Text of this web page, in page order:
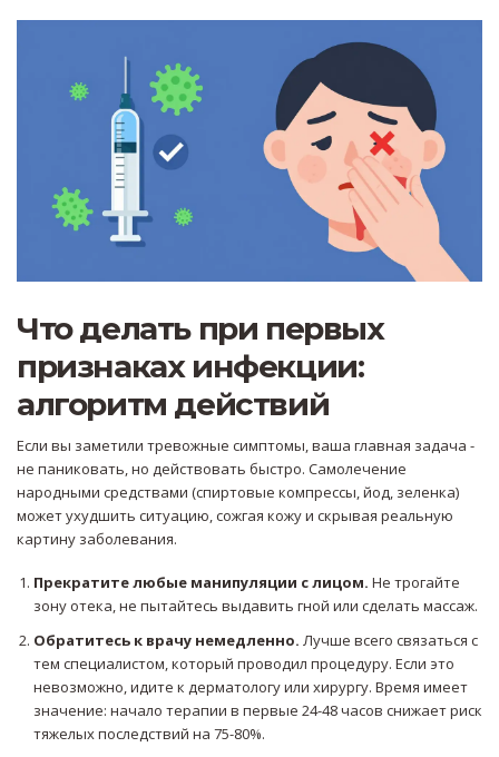
Что делать при первых
признаках инфекции:
алгоритм действий
Если вы заметили тревожные симптомы, ваша главная задача -
не паниковать, но действовать быстро. Самолечение
народными средствами (спиртовые компрессы, йод, зеленка)
может ухудшить ситуацию, сожгая кожу и скрывая реальную
картину заболевания.
Прекратите любые манипуляции с лицом. Не трогайте
зону отека, не пытайтесь выдавить гной или сделать массаж.
Обратитесь к врачу немедленно. Лучше всего связаться с
тем специалистом, который проводил процедуру. Если это
невозможно, идите к дерматологу или хирургу. Время имеет
значение: начало терапии в первые 24-48 часов снижает риск
тяжелых последствий на 75-80%.